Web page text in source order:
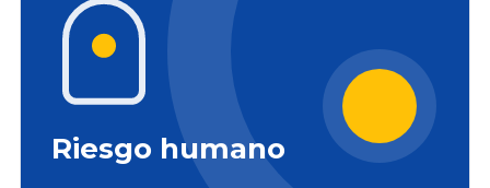
Riesgo humano